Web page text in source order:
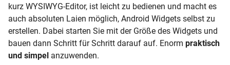
kurz WYSIWYG-Editor, ist leicht zu bedienen und macht es
auch absoluten Laien möglich, Android Widgets selbst zu
erstellen. Dabei starten Sie mit der Größe des Widgets und
bauen dann Schritt für Schritt darauf auf. Enorm praktisch
und simpel anzuwenden.